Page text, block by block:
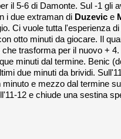
il 5-6 di Damonte. Sul -1 gli
i due extraman di Duzevic e
Ci vuole tutta l'esperienza
otto minuti da giocare. Il
trasforma per il nuovo +
minuti dal termine. Benic
due minuti da brividi.
e mezzo dal termine
12 e chiude una sestina